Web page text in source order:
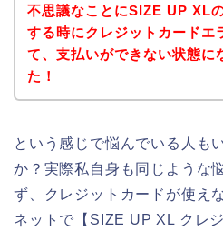
不思議なことにSIZE UP XL
する時にクレジットカードエ
て、支払いができない状態に
た！
という感じで悩んでいる人も
か？実際私自身も同じような
ず、クレジットカードが使え
ネットで【SIZE UP XL クレ